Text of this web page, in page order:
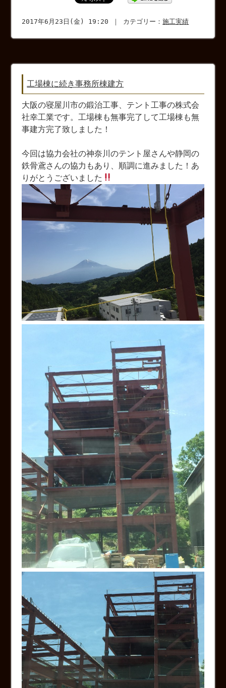
2017年6月23日(金) 19:20 ｜ カテゴリー：施工実績
工場棟に続き事務所棟建方
大阪の寝屋川市の鍛治工事、テント工事の株式会
社幸工業です。工場棟も無事完了して工場棟も無
事建方完了致しました！
今回は協力会社の神奈川のテント屋さんや静岡の
鉄骨鳶さんの協力もあり、順調に進みました！あ
りがとうございました